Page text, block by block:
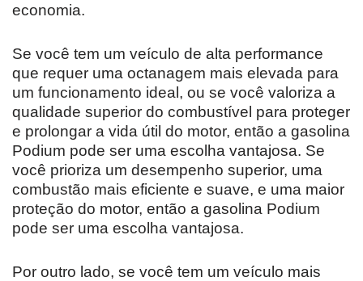
economia.
Se você tem um veículo de alta performance
que requer uma octanagem mais elevada para
um funcionamento ideal, ou se você valoriza a
qualidade superior do combustível para proteger
e prolongar a vida útil do motor, então a gasolina
Podium pode ser uma escolha vantajosa. Se
você prioriza um desempenho superior, uma
combustão mais eficiente e suave, e uma maior
proteção do motor, então a gasolina Podium
pode ser uma escolha vantajosa.
Por outro lado, se você tem um veículo mais